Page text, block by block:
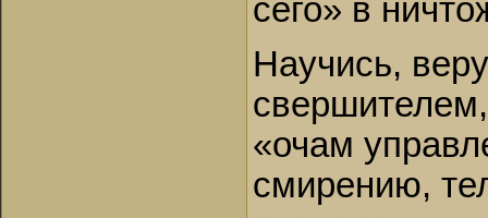
сего» в
Научись,
«очам
смирению,